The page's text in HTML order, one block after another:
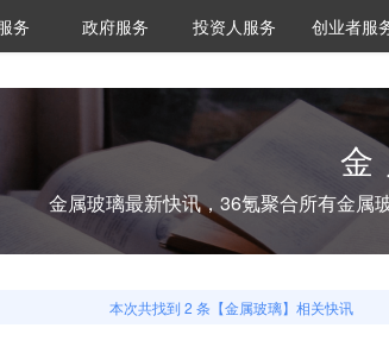
究院
务 城市之窗
政府服务 VClub投资机构库
投资机构职位推介
投资人服务 创投氪堂
创业者服
金属玻璃最新快讯，36氪聚合所有金属
本次共找到 2 条【金属玻璃】相关快讯